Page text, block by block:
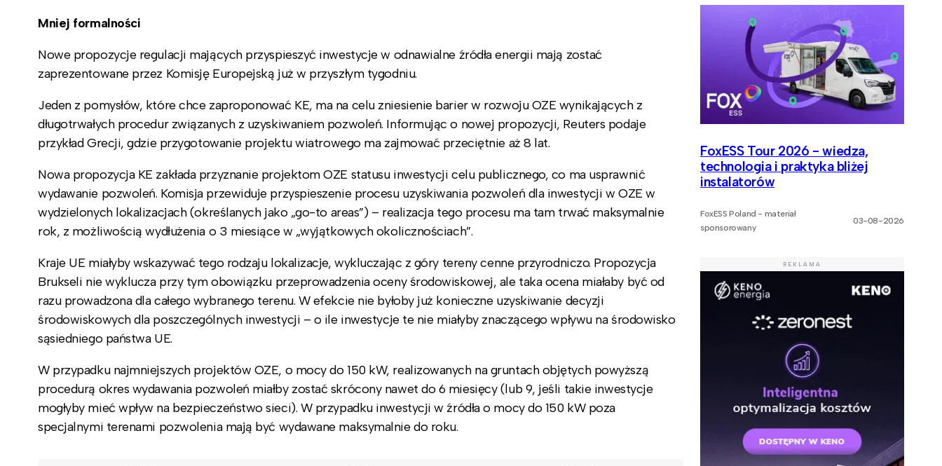
Mniej formalności
Nowe propozycje regulacji mających przyspieszyć inwestycje w odnawialne źródła energii mają zostać
zaprezentowane przez Komisję Europejską już w przyszłym tygodniu.
Jeden z pomysłów, które chce zaproponować KE, ma na celu zniesienie barier w rozwoju OZE wynikających z
długotrwałych procedur związanych z uzyskiwaniem pozwoleń. Informując o nowej propozycji, Reuters podaje
przykład Grecji, gdzie przygotowanie projektu wiatrowego ma zajmować przeciętnie aż 8 lat.
Nowa propozycja KE zakłada przyznanie projektom OZE statusu inwestycji celu publicznego, co ma usprawnić
wydawanie pozwoleń. Komisja przewiduje przyspieszenie procesu uzyskiwania pozwoleń dla inwestycji w OZE w
wydzielonych lokalizacjach (określanych jako „go-to areas”) – realizacja tego procesu ma tam trwać maksymalnie
rok, z możliwością wydłużenia o 3 miesiące w „wyjątkowych okolicznościach”.
Kraje UE miałyby wskazywać tego rodzaju lokalizacje, wykluczając z góry tereny cenne przyrodniczo. Propozycja
Brukseli nie wyklucza przy tym obowiązku przeprowadzenia oceny środowiskowej, ale taka ocena miałaby być od
razu prowadzona dla całego wybranego terenu. W efekcie nie byłoby już konieczne uzyskiwanie decyzji
środowiskowych dla poszczególnych inwestycji – o ile inwestycje te nie miałyby znaczącego wpływu na środowisko
sąsiedniego państwa UE.
W przypadku najmniejszych projektów OZE, o mocy do 150 kW, realizowanych na gruntach objętych powyższą
procedurą okres wydawania pozwoleń miałby zostać skrócony nawet do 6 miesięcy (lub 9, jeśli takie inwestycje
mogłyby mieć wpływ na bezpieczeństwo sieci). W przypadku inwestycji w źródła o mocy do 150 kW poza
specjalnymi terenami pozwolenia mają być wydawane maksymalnie do roku.
FoxESS Tour 2026 - wiedza,
technologia i praktyka bliżej
instalatorów
FoxESS Poland - materiał
sponsorowany
03-08-2026
REKLAMA